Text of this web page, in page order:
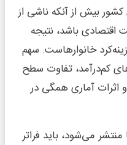
بیش از آنکه ناشی از
اقتصادی باشد، نتیجه
خانوارهاست. سهم
کم‌درآمد، تفاوت سطح
اثرات آماری همگی در
منتشر می‌شود، باید فراتر